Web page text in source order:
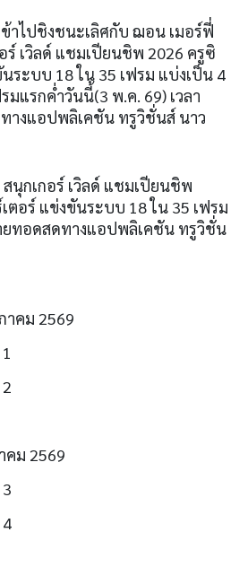
าไปชิงชนะเลิศกับ ฌอน เมอร์ฟี่
ร์ เวิลด์ แชมเปียนชิพ 2026 ครูซิ
นระบบ 18 ใน 35 เฟรม แบ่งเป็น 4
มแรกค่ำวันนี้(3 พ.ค. 69) เวลา
างแอปพลิเคชัน ทรูวิชั่นส์ นาว
นุกเกอร์ เวิลด์ แชมเปียนชิพ
ตอร์ แข่งขันระบบ 18 ใน 35 เฟรม
ยทอดสดทางแอปพลิเคชัน ทรูวิชั่น
คม 2569
ม 2569